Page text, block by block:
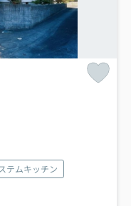
テムキッチン